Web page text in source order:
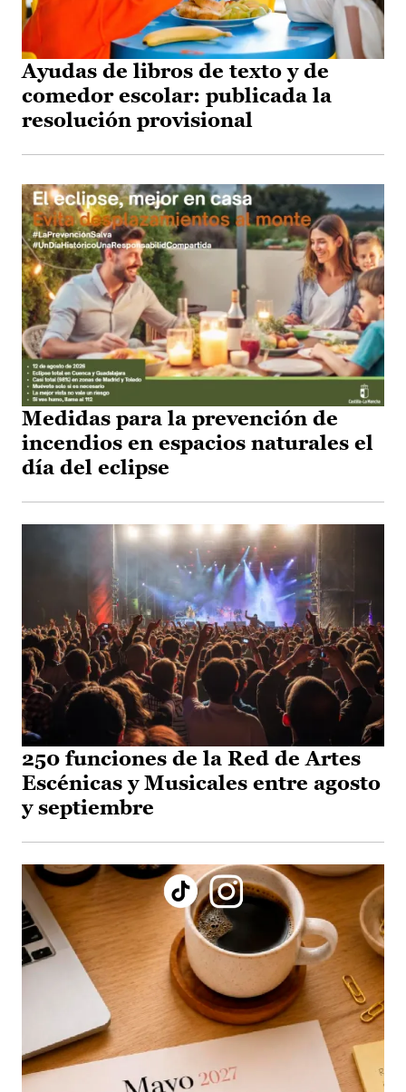
Ayudas de libros de texto y de
comedor escolar: publicada la
resolución provisional
Medidas para la prevención de
incendios en espacios naturales el
día del eclipse
250 funciones de la Red de Artes
Escénicas y Musicales entre agosto
y septiembre